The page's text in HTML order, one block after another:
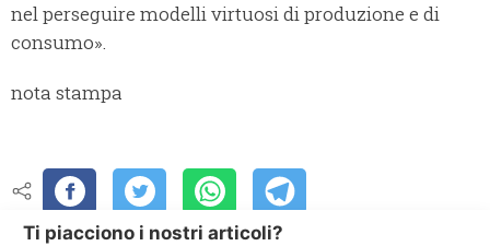
nel perseguire modelli virtuosi di produzione e di
consumo».
nota stampa
Ti piacciono i nostri articoli?